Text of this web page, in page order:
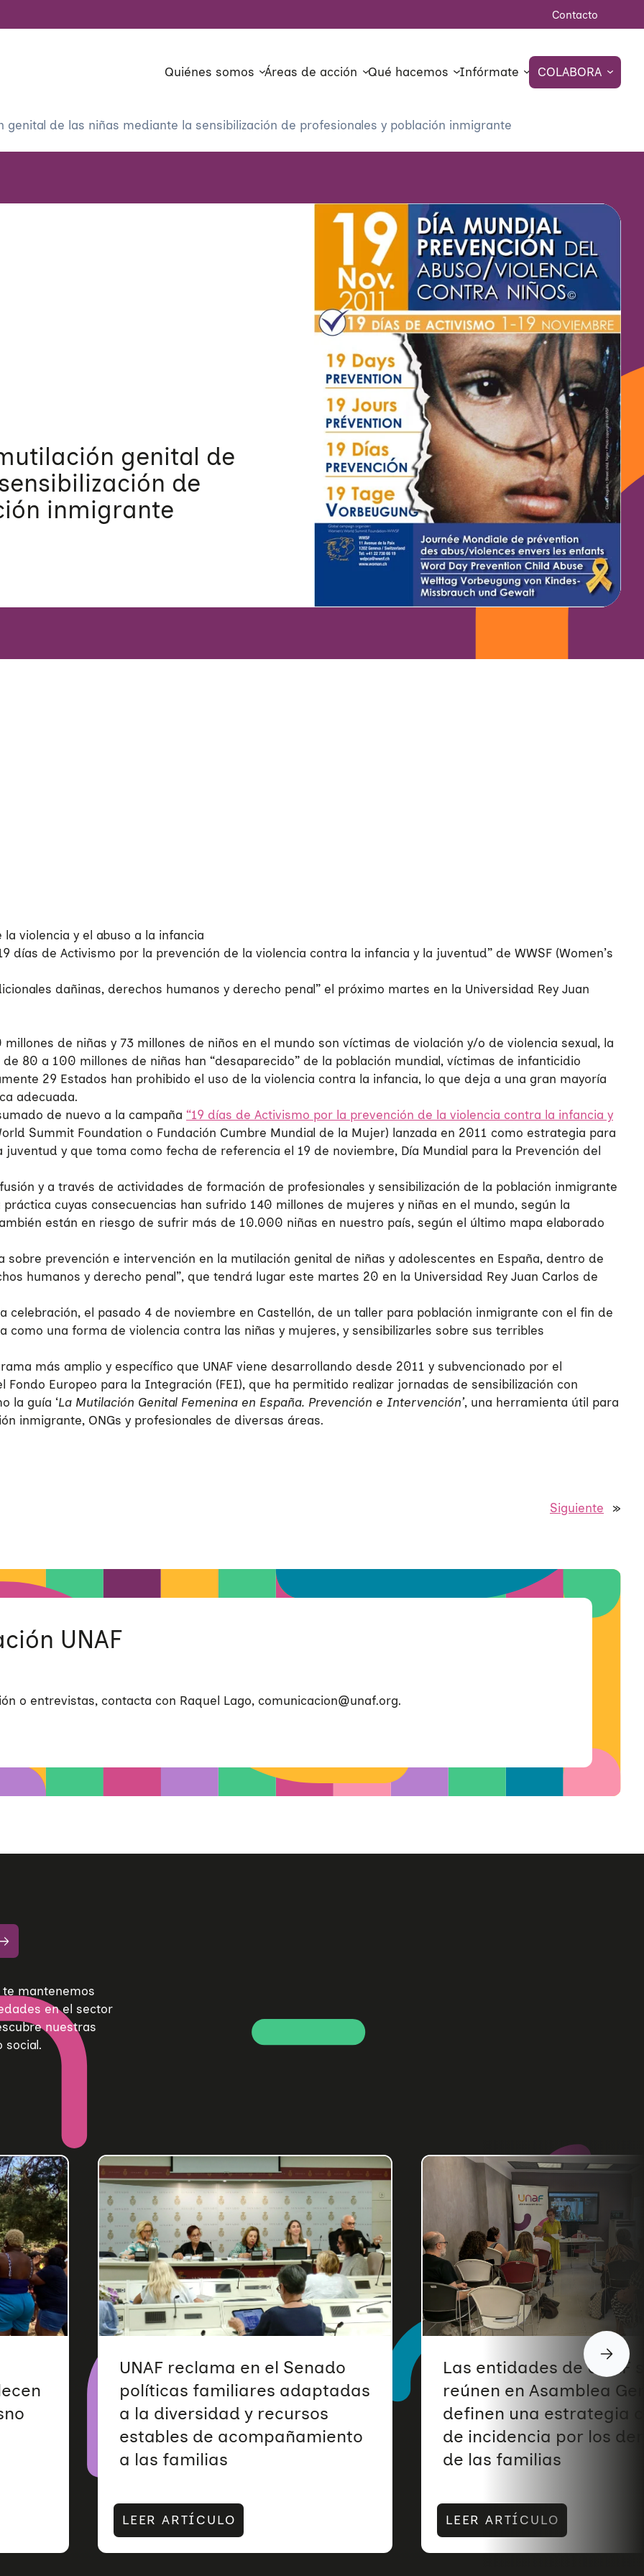
Contacto
Quiénes somos Áreas de acción Qué hacemos Infórmate COLABORA
genital de las niñas mediante la sensibilización de profesionales y población inmigrante
genital de
de
inmigrante
violencia y el abuso a la infancia
días de Activismo por la prevención de la violencia contra la infancia y la juventud” de WWSF (Women’s
dañinas, derechos humanos y derecho penal” el próximo martes en la Universidad Rey Juan
de niñas y 73 millones de niños en el mundo son víctimas de violación y/o de violencia sexual, la
80 a 100 millones de niñas han “desaparecido” de la población mundial, víctimas de infanticidio
29 Estados han prohibido el uso de la violencia contra la infancia, lo que deja a una gran mayoría
adecuada.
de nuevo a la campaña “19 días de Activismo por la prevención de la violencia contra la infancia y
Summit Foundation o Fundación Cumbre Mundial de la Mujer) lanzada en 2011 como estrategia para
juventud y que toma como fecha de referencia el 19 de noviembre, Día Mundial para la Prevención del
y a través de actividades de formación de profesionales y sensibilización de la población inmigrante
cuyas consecuencias han sufrido 140 millones de mujeres y niñas en el mundo, según la
están en riesgo de sufrir más de 10.000 niñas en nuestro país, según el último mapa elaborado
prevención e intervención en la mutilación genital de niñas y adolescentes en España, dentro de
humanos y derecho penal”, que tendrá lugar este martes 20 en la Universidad Rey Juan Carlos de
celebración, el pasado 4 de noviembre en Castellón, de un taller para población inmigrante con el fin de
una forma de violencia contra las niñas y mujeres, y sensibilizarles sobre sus terribles
más amplio y específico que UNAF viene desarrollando desde 2011 y subvencionado por el
Europeo para la Integración (FEI), que ha permitido realizar jornadas de sensibilización con
la guía ‘La Mutilación Genital Femenina en España. Prevención e Intervención’, una herramienta útil para
inmigrante, ONGs y profesionales de diversas áreas.
Siguiente »
UNAF
o entrevistas, contacta con Raquel Lago, comunicacion@unaf.org.
te mantenemos
en el sector
nuestras
social.
UNAF reclama en el Senado
políticas familiares adaptadas
a la diversidad y recursos
estables de acompañamiento
a las familias
LEER ARTÍCULO
Las entidades de UNAF
reúnen en Asamblea
definen una estrategia
de incidencia por los
de las familias
LEER ARTÍCULO